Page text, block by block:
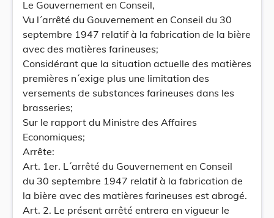
Le Gouvernement en Conseil,
Vu l´arrêté du Gouvernement en Conseil du 30
septembre 1947 relatif à la fabrication de la bière
avec des matières farineuses;
Considérant que la situation actuelle des matières
premières n´exige plus une limitation des
versements de substances farineuses dans les
brasseries;
Sur le rapport du Ministre des Affaires
Economiques;
Arrête:
Art. 1er. L´arrêté du Gouvernement en Conseil
du 30 septembre 1947 relatif à la fabrication de
la bière avec des matières farineuses est abrogé.
Art. 2. Le présent arrêté entrera en vigueur le